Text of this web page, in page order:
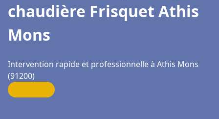
chaudière Frisquet Athis
Mons
Intervention rapide et professionnelle à Athis Mons
(91200)